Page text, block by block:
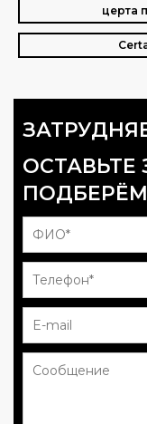
церта
ОСТАВЬТЕ